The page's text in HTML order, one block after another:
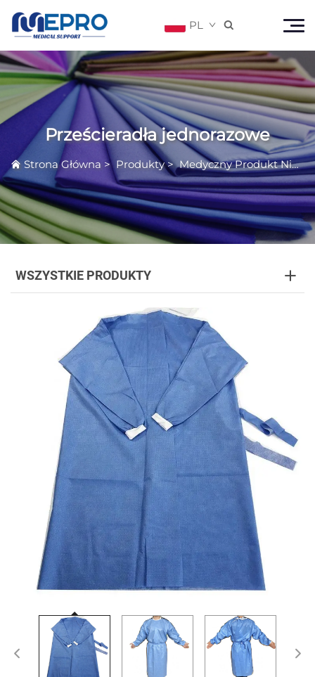
PL 
Prześcieradła jednorazowe
Strona Główna > Produkty>Medyczny Produkt Nienaciągany
WSZYSTKIE PRODUKTY